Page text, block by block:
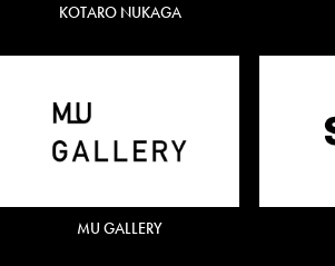
KOTARO NUKAGA
MU GALLERY